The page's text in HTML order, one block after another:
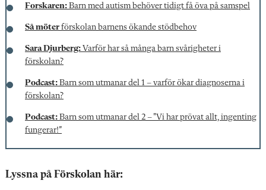
Forskaren: Barn med autism behöver tidigt få öva på samspel
Så möter förskolan barnens ökande stödbehov
Sara Djurberg: Varför har så många barn svårigheter i
förskolan?
Podcast: Barn som utmanar del 1 – varför ökar diagnoserna i
förskolan?
Podcast: Barn som utmanar del 2 – "Vi har prövat allt, ingenting
fungerar!”
Lyssna på Förskolan här: